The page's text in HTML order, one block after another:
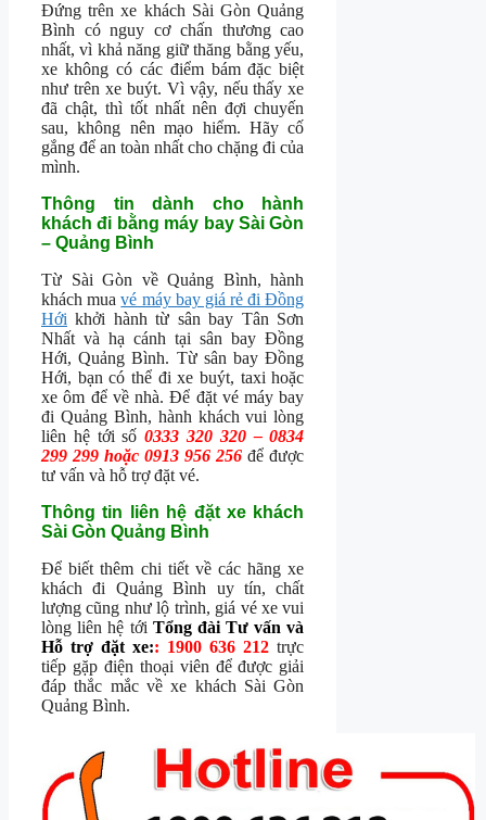
Đứng trên xe khách Sài Gòn Quảng
Bình có nguy cơ chấn thương cao
nhất, vì khả năng giữ thăng bằng yếu,
xe không có các điểm bám đặc biệt
như trên xe buýt. Vì vậy, nếu thấy xe
đã chật, thì tốt nhất nên đợi chuyến
sau, không nên mạo hiểm. Hãy cố
gắng để an toàn nhất cho chặng đi của
mình.
Thông tin dành cho hành
khách đi bằng máy bay Sài Gòn
– Quảng Bình
Từ Sài Gòn về Quảng Bình, hành
khách muavé máy bay giá rẻ đi Đồng
Hới khởi hành từ sân bay Tân Sơn
Nhất và hạ cánh tại sân bay Đồng
Hới, Quảng Bình. Từ sân bay Đồng
Hới, bạn có thể đi xe buýt, taxi hoặc
xe ôm để về nhà. Để đặt vé máy bay
đi Quảng Bình, hành khách vui lòng
liên hệ tới số 0333 320 320 – 0834
299 299 hoặc 0913 956 256 để được
tư vấn và hỗ trợ đặt vé.
Thông tin liên hệ đặt xe khách
Sài Gòn Quảng Bình
Để biết thêm chi tiết về các hãng xe
khách đi Quảng Bình uy tín, chất
lượng cũng như lộ trình, giá vé xe vui
lòng liên hệ tới Tổng đài Tư vấn và
Hỗ trợ đặt xe:: 1900 636 212 trực
tiếp gặp điện thoại viên để được giải
đáp thắc mắc về xe khách Sài Gòn
Quảng Bình.